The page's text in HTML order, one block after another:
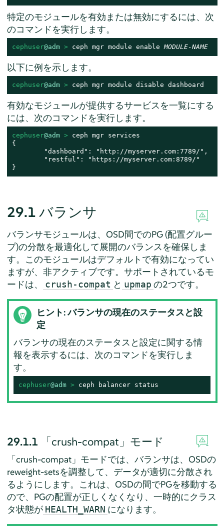
特定のモジュールを有効または無効にするには、次
のコマンドを実行します。
cephuser@adm > ceph mgr module enable MODULE-NAME
以下に例を示します。
cephuser@adm > ceph mgr module disable dashboard
有効なモジュールが提供するサービスを一覧にする
には、次のコマンドを実行します。
cephuser@adm > ceph mgr services
{
        "dashboard": "http://myserver.com:7789/",
        "restful": "https://myserver.com:8789/"
}
29.1 バランサ
バランサモジュールは、OSD間でのPG (配置グルー
プ)の分散を最適化して展開のバランスを確保しま
す。このモジュールはデフォルトで有効になってい
ますが、非アクティブです。サポートされているモ
ードは、
crush-compat と upmap の2つです。
ヒント: バランサの現在のステータスと設
定
バランサの現在のステータスと設定に関する情
報を表示するには、次のコマンドを実行しま
す。
cephuser@adm > ceph balancer status
29.1.1 「crush-compat」モード
「crush-compat」モードでは、バランサは、OSDの
reweight-setsを調整して、データが適切に分散され
るようにします。これは、OSDの間でPGを移動する
ので、PGの配置が正しくなくなり、一時的にクラス
タ状態が HEALTH_WARN になります。